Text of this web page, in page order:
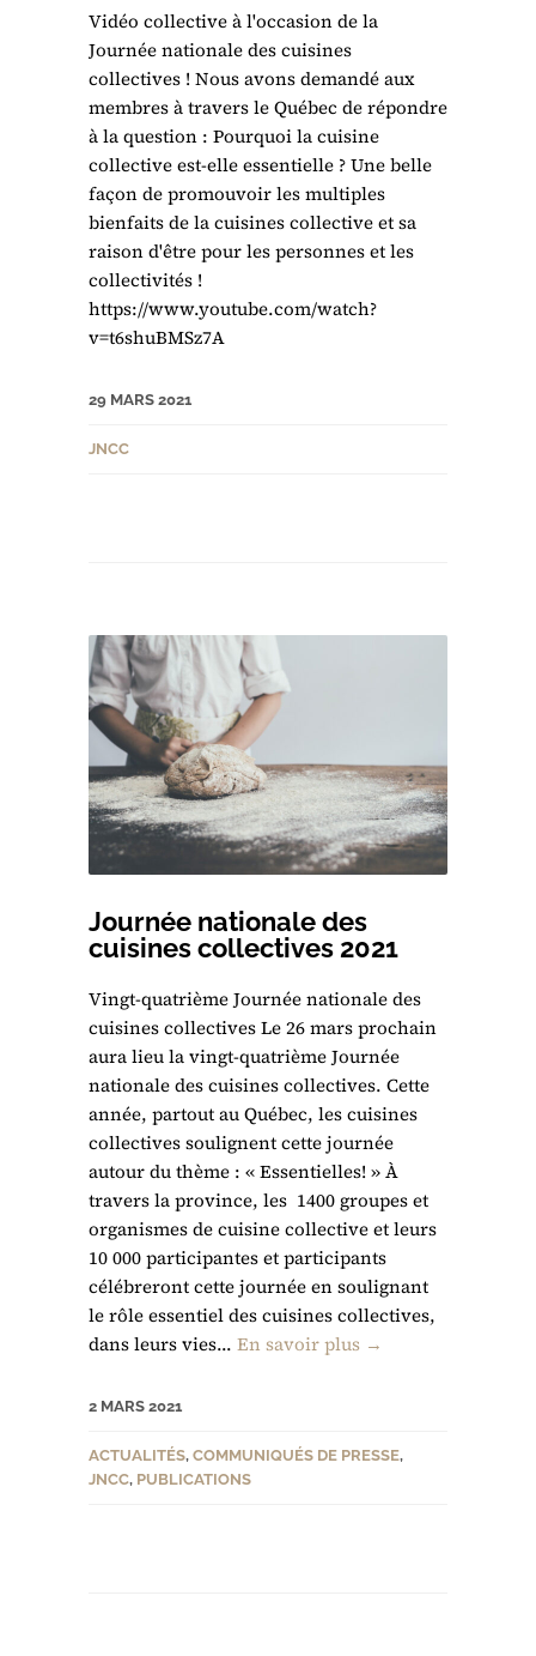
Vidéo collective à l'occasion de la
Journée nationale des cuisines
collectives ! Nous avons demandé aux
membres à travers le Québec de répondre
à la question : Pourquoi la cuisine
collective est-elle essentielle ? Une belle
façon de promouvoir les multiples
bienfaits de la cuisines collective et sa
raison d'être pour les personnes et les
collectivités !
https://www.youtube.com/watch?
v=t6shuBMSz7A
29 MARS 2021
JNCC
Journée nationale des
cuisines collectives 2021
Vingt-quatrième Journée nationale des
cuisines collectives Le 26 mars prochain
aura lieu la vingt-quatrième Journée
nationale des cuisines collectives. Cette
année, partout au Québec, les cuisines
collectives soulignent cette journée
autour du thème : « Essentielles! » À
travers la province, les 1400 groupes et
organismes de cuisine collective et leurs
10 000 participantes et participants
célébreront cette journée en soulignant
le rôle essentiel des cuisines collectives,
dans leurs vies... En savoir plus →
2 MARS 2021
ACTUALITÉS, COMMUNIQUÉS DE PRESSE,
JNCC, PUBLICATIONS